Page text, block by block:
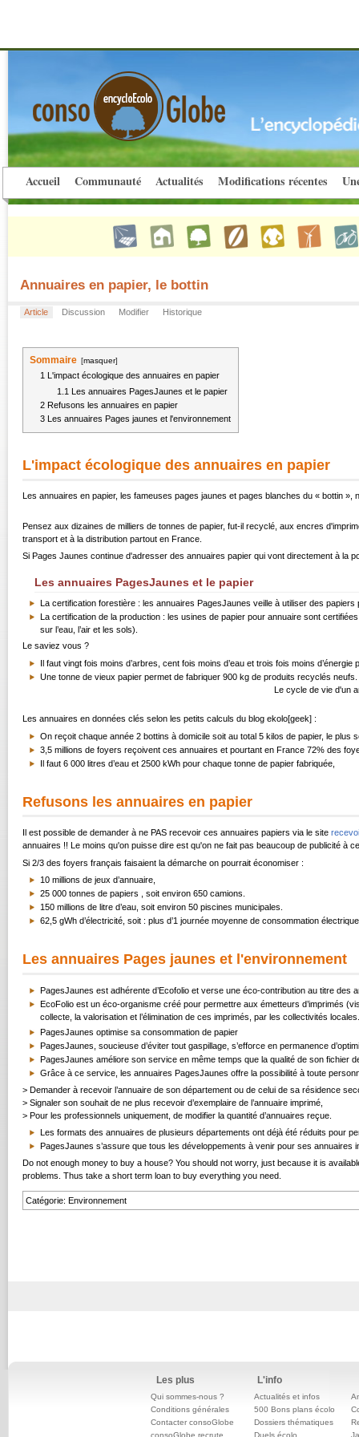
Accueil Communauté Actualités Modifications récentes
Annuaires en papier, le bottin
Article Discussion Modifier Historique
Sommaire [masquer]
1 L'impact écologique des annuaires en papier
1.1 Les annuaires PagesJaunes et le papier
2 Refusons les annuaires en papier
3 Les annuaires Pages jaunes et l'environnement
L'impact écologique des annuaires en papier
Les annuaires en papier, les fameuses pages jaunes et pages blanches du « bottin »,
Pensez aux dizaines de milliers de tonnes de papier, fut-il recyclé, aux encres
transport et à la distribution partout en France.
Si Pages Jaunes continue d'adresser des annuaires papier qui vont directement à la
Les annuaires PagesJaunes et le papier
La certification forestière : les annuaires PagesJaunes veille à utiliser des
La certification de la production : les usines de papier pour annuaire sont
sur l’eau, l’air et les sols).
Le saviez vous ?
Il faut vingt fois moins d’arbres, cent fois moins d’eau et trois fois moins
Une tonne de vieux papier permet de fabriquer 900 kg de produits recyclés
Le cycle de vie d'un
Les annuaires en données clés selon les petits calculs du blog ekolo[geek] :
On reçoit chaque année 2 bottins à domicile soit au total 5 kilos de papier, le plus
3,5 millions de foyers reçoivent ces annuaires et pourtant en France 72% des
Il faut 6 000 litres d’eau et 2500 kWh pour chaque tonne de papier fabriquée,
Refusons les annuaires en papier
Il est possible de demander à ne PAS recevoir ces annuaires papiers via le site
annuaires !! Le moins qu'on puisse dire est qu'on ne fait pas beaucoup de publicité à
Si 2/3 des foyers français faisaient la démarche on pourrait économiser :
10 millions de jeux d’annuaire,
25 000 tonnes de papiers , soit environ 650 camions.
150 millions de litre d’eau, soit environ 50 piscines municipales.
62,5 gWh d’électricité, soit : plus d’1 journée moyenne de consommation
Les annuaires Pages jaunes et l'environnement
PagesJaunes est adhérente d’Ecofolio et verse une éco-contribution au titre des
EcoFolio est un éco-organisme créé pour permettre aux émetteurs d’imprimés
collecte, la valorisation et l’élimination de ces imprimés, par les collectivités locales.
PagesJaunes optimise sa consommation de papier
PagesJaunes, soucieuse d’éviter tout gaspillage, s’efforce en permanence
PagesJaunes améliore son service en même temps que la qualité de son fichier
Grâce à ce service, les annuaires PagesJaunes offre la possibilité à toute
> Demander à recevoir l’annuaire de son département ou de celui de sa résidence
> Signaler son souhait de ne plus recevoir d’exemplaire de l’annuaire imprimé,
> Pour les professionnels uniquement, de modifier la quantité d’annuaires reçue.
Les formats des annuaires de plusieurs départements ont déjà été réduits pour
PagesJaunes s’assure que tous les développements à venir pour ses
Do not enough money to buy a house? You should not worry, just because it is
problems. Thus take a short term loan to buy everything you need.
Catégorie:Environnement
Les plus
Qui sommes-nous ?
Conditions générales
Contacter consoGlobe
consoGlobe recrute
L'info
Actualités et infos
500 Bons plans écolo
Dossiers thématiques
Duels écolo